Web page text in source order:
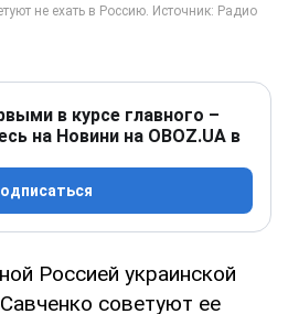
в курсе главного –
на Новини на OBOZ.UA в
Россией украинской
советуют ее